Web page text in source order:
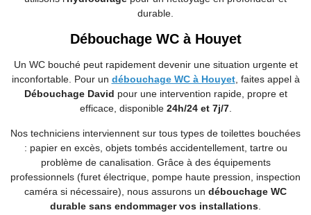
durable.
Débouchage WC à Houyet
Un WC bouché peut rapidement devenir une situation urgente et
inconfortable. Pour un débouchage WC à Houyet, faites appel à
Débouchage David pour une intervention rapide, propre et
efficace, disponible 24h/24 et 7j/7.
Nos techniciens interviennent sur tous types de toilettes bouchées
: papier en excès, objets tombés accidentellement, tartre ou
problème de canalisation. Grâce à des équipements
professionnels (furet électrique, pompe haute pression, inspection
caméra si nécessaire), nous assurons un débouchage WC
durable sans endommager vos installations